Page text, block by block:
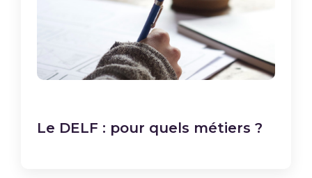
Le DELF : pour quels métiers ?